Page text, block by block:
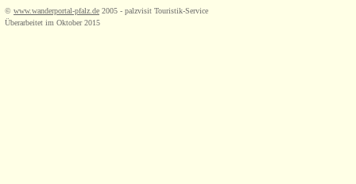
© www.wanderportal-pfalz.de 2005 - palzvisit Touristik-Service
Überarbeitet im Oktober 2015